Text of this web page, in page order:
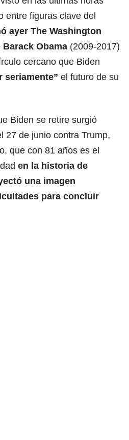
entre figuras clave del
ayer The Washington
Barack Obama (2009-2017)
cercano que Biden
seriamente” el futuro de su
Biden se retire surgió
27 de junio contra Trump,
que con 81 años es el
en la historia de
una imagen
para concluir